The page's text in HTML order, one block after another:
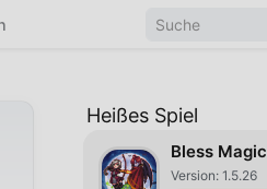
Heißes Spiel
Bless Magic
Version: 1.5.26